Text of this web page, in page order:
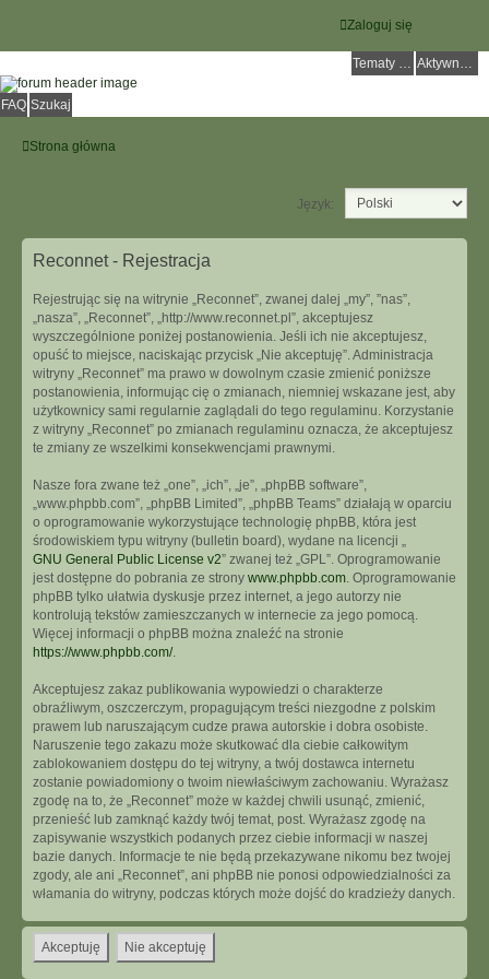
Zaloguj się
Tematy bez odpowiedzi Aktywne tematy
FAQ Szukaj
Strona główna
Język:
Reconnet - Rejestracja
Rejestrując się na witrynie „Reconnet”, zwanej dalej „my”, ”nas”,
„nasza”, „Reconnet”, „http://www.reconnet.pl”, akceptujesz
wyszczególnione poniżej postanowienia. Jeśli ich nie akceptujesz,
opuść to miejsce, naciskając przycisk „Nie akceptuję”. Administracja
witryny „Reconnet” ma prawo w dowolnym czasie zmienić poniższe
postanowienia, informując cię o zmianach, niemniej wskazane jest, aby
użytkownicy sami regularnie zaglądali do tego regulaminu. Korzystanie
z witryny „Reconnet” po zmianach regulaminu oznacza, że akceptujesz
te zmiany ze wszelkimi konsekwencjami prawnymi.
Nasze fora zwane też „one”, „ich”, „je”, „phpBB software”,
„www.phpbb.com”, „phpBB Limited”, „phpBB Teams” działają w oparciu
o oprogramowanie wykorzystujące technologię phpBB, która jest
środowiskiem typu witryny (bulletin board), wydane na licencji „
GNU General Public License v2” zwanej też „GPL”. Oprogramowanie
jest dostępne do pobrania ze strony www.phpbb.com. Oprogramowanie
phpBB tylko ułatwia dyskusje przez internet, a jego autorzy nie
kontrolują tekstów zamieszczanych w internecie za jego pomocą.
Więcej informacji o phpBB można znaleźć na stronie
https://www.phpbb.com/.
Akceptujesz zakaz publikowania wypowiedzi o charakterze
obraźliwym, oszczerczym, propagującym treści niezgodne z polskim
prawem lub naruszającym cudze prawa autorskie i dobra osobiste.
Naruszenie tego zakazu może skutkować dla ciebie całkowitym
zablokowaniem dostępu do tej witryny, a twój dostawca internetu
zostanie powiadomiony o twoim niewłaściwym zachowaniu. Wyrażasz
zgodę na to, że „Reconnet” może w każdej chwili usunąć, zmienić,
przenieść lub zamknąć każdy twój temat, post. Wyrażasz zgodę na
zapisywanie wszystkich podanych przez ciebie informacji w naszej
bazie danych. Informacje te nie będą przekazywane nikomu bez twojej
zgody, ale ani „Reconnet”, ani phpBB nie ponosi odpowiedzialności za
włamania do witryny, podczas których może dojść do kradzieży danych.